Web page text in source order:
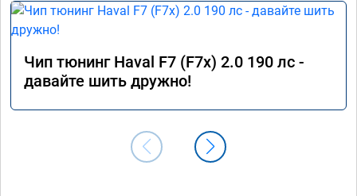
Чип тюнинг Haval F7 (F7x) 2.0 190 лс -
давайте шить дружно!